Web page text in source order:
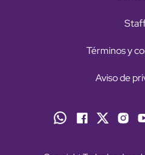
Términos y
Aviso de